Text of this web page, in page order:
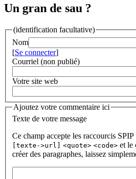
Un gran de sau ?
(identification facultative)
Nom
[Se connecter]
Courriel (non publié)
Votre site web
Ajoutez votre commentaire ici
Texte de votre message
Ce champ accepte les raccourcis SPIP
[texte->url]
<quote> <code> et le
créer des paragraphes, laissez